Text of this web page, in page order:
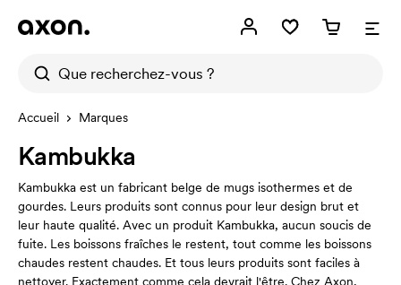
Accueil Marques
Kambukka
Kambukka est un fabricant belge de mugs isothermes et de
gourdes. Leurs produits sont connus pour leur design brut et
leur haute qualité. Avec un produit Kambukka, aucun soucis de
fuite. Les boissons fraîches le restent, tout comme les boissons
chaudes restent chaudes. Et tous leurs produits sont faciles à
nettoyer. Exactement comme cela devrait l'être. Chez Axon,